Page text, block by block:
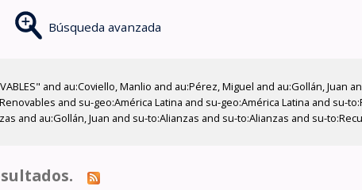
Búsqueda avanzada
and au:Coviello, Manlio and au:Pérez, Miguel and au:Gollán, Juan
and su-geo:América Latina and su-geo:América Latina and su-
and au:Gollán, Juan and su-to:Alianzas and su-to:Alianzas and su-